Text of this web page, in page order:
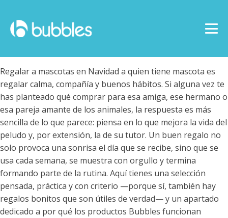
Regalar a mascotas en Navidad a quien tiene mascota es
regalar calma, compañía y buenos hábitos. Si alguna vez te
has planteado qué comprar para esa amiga, ese hermano o
esa pareja amante de los animales, la respuesta es más
sencilla de lo que parece: piensa en lo que mejora la vida del
peludo y, por extensión, la de su tutor. Un buen regalo no
solo provoca una sonrisa el día que se recibe, sino que se
usa cada semana, se muestra con orgullo y termina
formando parte de la rutina. Aquí tienes una selección
pensada, práctica y con criterio —porque sí, también hay
regalos bonitos que son útiles de verdad— y un apartado
dedicado a por qué los productos Bubbles funcionan